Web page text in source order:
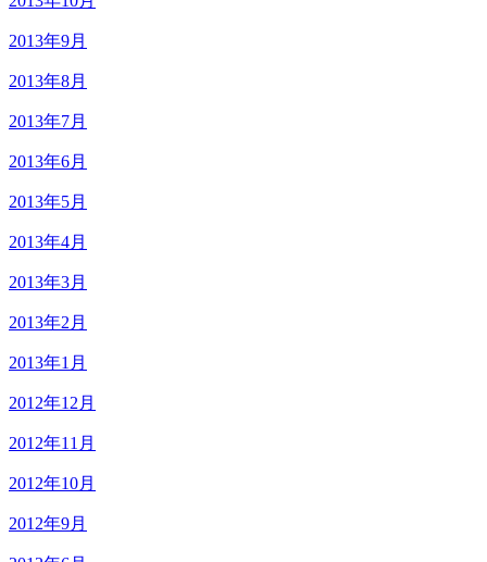
2013年9月
2013年8月
2013年7月
2013年6月
2013年5月
2013年4月
2013年3月
2013年2月
2013年1月
2012年12月
2012年11月
2012年10月
2012年9月